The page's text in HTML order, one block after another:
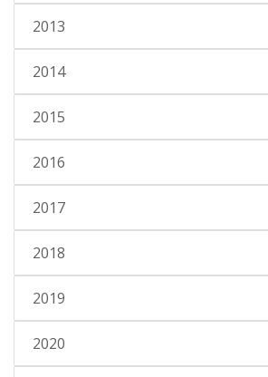
2013
2014
2015
2016
2017
2018
2019
2020